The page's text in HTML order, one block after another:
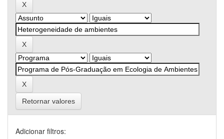
Retornar valores
Adicionar filtros: